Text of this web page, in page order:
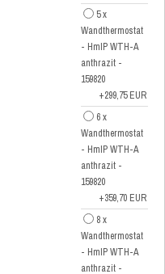
5 x
Wandthermostat
- HmIP WTH-A
anthrazit -
159820
+299,75 EUR
6 x
Wandthermostat
- HmIP WTH-A
anthrazit -
159820
+359,70 EUR
8 x
Wandthermostat
- HmIP WTH-A
anthrazit -